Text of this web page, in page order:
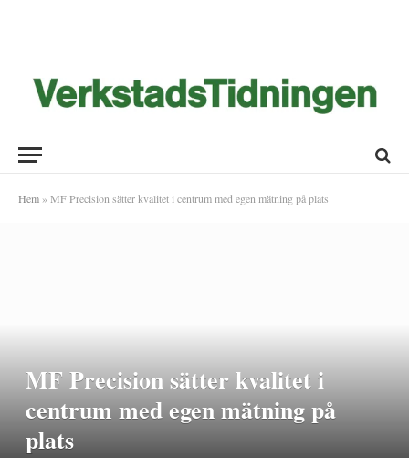
Hem » MF Precision sätter kvalitet i centrum med egen mätning på plats
MF Precision sätter kvalitet i
centrum med egen mätning på
plats